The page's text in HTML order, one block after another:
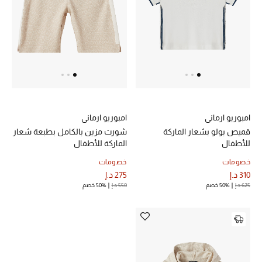
أبرز المصممين
عرض جميع المنتجات
الهدايا
غرفة الطعام
امبوريو ارماني
قميص بولو بشعار الماركة
للأطفال
خصومات
310 د.إ
625 د.إ 50% خصم
امبوريو ارماني
شورت مزين بالكامل بطبعة شعار
الماركة للأطفال
خصومات
275 د.إ
550 د.إ 50% خصم